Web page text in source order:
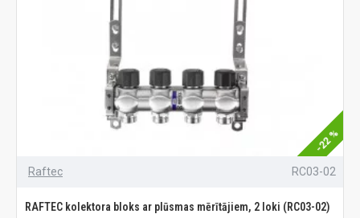
-22 %
Raftec RC03-02
RAFTEC kolektora bloks ar plūsmas mērītājiem, 2 loki (RC03-02)